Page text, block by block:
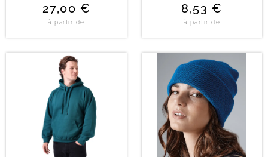
27,00 €
à partir de
8,53 €
à partir de